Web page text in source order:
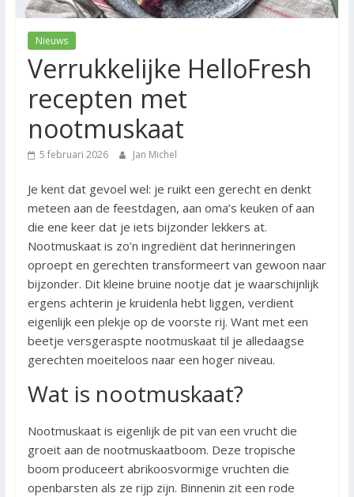
Nieuws
Verrukkelijke HelloFresh
recepten met
nootmuskaat
5 februari 2026 Jan Michel
Je kent dat gevoel wel: je ruikt een gerecht en denkt
meteen aan de feestdagen, aan oma’s keuken of aan
die ene keer dat je iets bijzonder lekkers at.
Nootmuskaat is zo’n ingrediënt dat herinneringen
oproept en gerechten transformeert van gewoon naar
bijzonder. Dit kleine bruine nootje dat je waarschijnlijk
ergens achterin je kruidenla hebt liggen, verdient
eigenlijk een plekje op de voorste rij. Want met een
beetje versgeraspte nootmuskaat til je alledaagse
gerechten moeiteloos naar een hoger niveau.
Wat is nootmuskaat?
Nootmuskaat is eigenlijk de pit van een vrucht die
groeit aan de nootmuskaatboom. Deze tropische
boom produceert abrikoosvormige vruchten die
openbarsten als ze rijp zijn. Binnenin zit een rode